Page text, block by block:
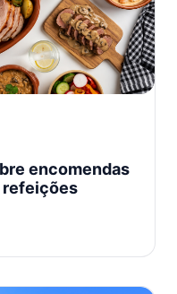
encomendas
refeições